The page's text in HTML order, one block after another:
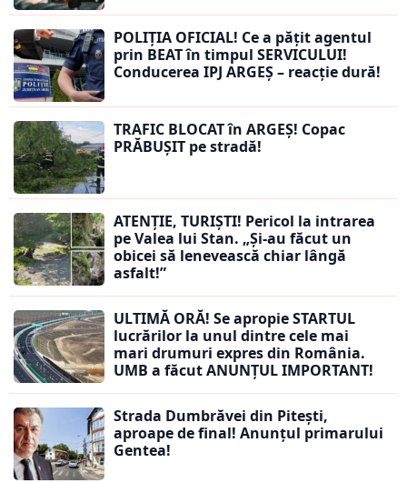
POLIȚIA OFICIAL! Ce a pățit agentul
prin BEAT în timpul SERVICULUI!
Conducerea IPJ ARGEȘ – reacție dură!
TRAFIC BLOCAT în ARGEȘ! Copac
PRĂBUȘIT pe stradă!
ATENȚIE, TURIȘTI! Pericol la intrarea
pe Valea lui Stan. „Și-au făcut un
obicei să lenevească chiar lângă
asfalt!”
ULTIMĂ ORĂ! Se apropie STARTUL
lucrărilor la unul dintre cele mai
mari drumuri expres din România.
UMB a făcut ANUNȚUL IMPORTANT!
Strada Dumbrăvei din Pitești,
aproape de final! Anunțul primarului
Gentea!